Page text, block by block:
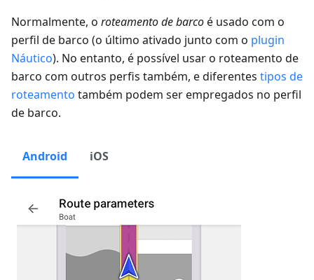
Normalmente, o roteamento de barcoé usado com o
perfil de barco (o último ativado junto com o plugin
Náutico). No entanto, é possível usar o roteamento de
barco com outros perfis também, e diferentes tipos de
roteamento também podem ser empregados no perfil
de barco.
Android iOS